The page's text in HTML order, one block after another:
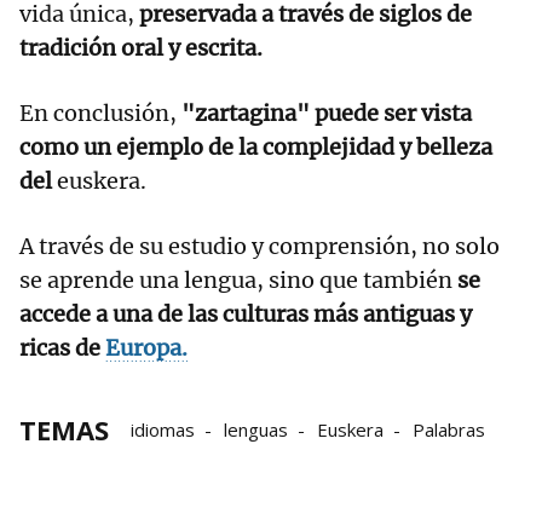
vida única, preservada a través de siglos de
tradición oral y escrita.
En conclusión, "zartagina" puede ser vista
como un ejemplo de la complejidad y belleza
deleuskera.
A través de su estudio y comprensión, no solo
se aprende una lengua, sino que también se
accede a una de las culturas más antiguas y
ricas deEuropa.
TEMAS idiomas lenguas Euskera Palabras